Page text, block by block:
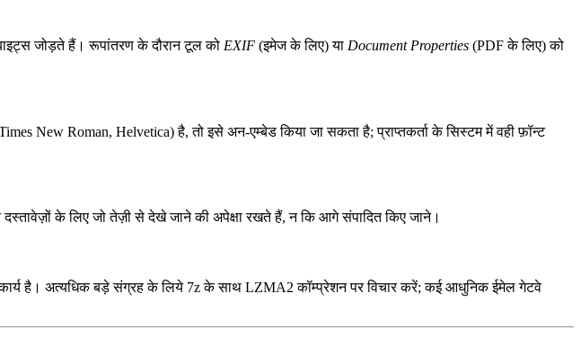
जोड़ते हैं। रूपांतरण के दौरान टूल को EXIF (इमेज के लिए) या Document Properties (PDF के लिए) को
New Roman, Helvetica) है, तो इसे अन‑एम्बेड किया जा सकता है; प्राप्तकर्ता के सिस्टम में वही फ़ॉन्ट
के लिए जो तेज़ी से देखे जाने की अपेक्षा रखते हैं, न कि आगे संपादित किए जाने।
है। अत्यधिक बड़े संग्रह के लिये 7zके साथ LZMA2 कॉम्प्रेशन पर विचार करें; कई आधुनिक ईमेल गेटवे